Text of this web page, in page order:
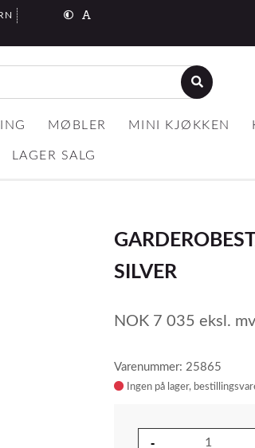
MØBLER MINI KJØKKEN
LAGER SALG
SILVER
NOK 7 035 eksl.
Varenummer: 25865
Ingen på lager